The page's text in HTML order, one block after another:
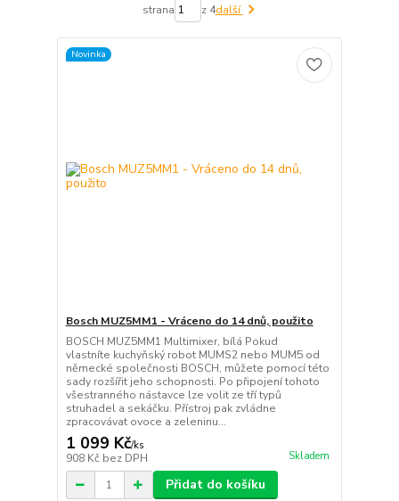
strana z 4další
Novinka
Bosch MUZ5MM1 - Vráceno do 14 dnů, použito
BOSCH MUZ5MM1 Multimixer, bílá Pokud
vlastníte kuchyňský robot MUMS2 nebo MUM5 od
německé společnosti BOSCH, můžete pomocí této
sady rozšířit jeho schopnosti. Po připojení tohoto
všestranného nástavce lze volit ze tří typů
struhadel a sekáčku. Přístroj pak zvládne
zpracovávat ovoce a zeleninu...
1 099 Kč/ks
908 Kč bez DPH Skladem
Přidat do košíku